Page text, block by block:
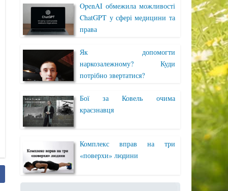
OpenAI обмежила можливості
ChatGPT у сфері медицини та
права
Як допомогти
наркозалежному? Куди
потрібно звертатися?
Бої за Ковель очима
краєзнавця
Комплекс вправ на три
«поверхи» людини